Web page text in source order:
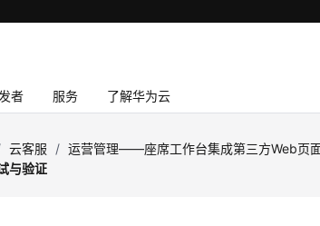
者 服务 了解华为云
云客服 / 运营管理——座席工作台集成第三方Web页
与验证